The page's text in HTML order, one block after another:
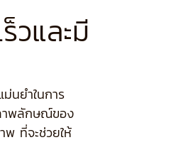
วและมี
นยำในการ
าพลักษณ์ของ
พ ที่จะช่วยให้